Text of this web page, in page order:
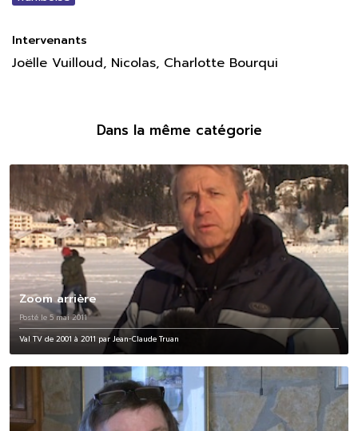
Intervenants
Joëlle Vuilloud, Nicolas, Charlotte Bourqui
Dans la même catégorie
Zoom arrière
Posté le 5 mai 2011
Val TV de 2001 à 2011 par Jean-Claude Truan